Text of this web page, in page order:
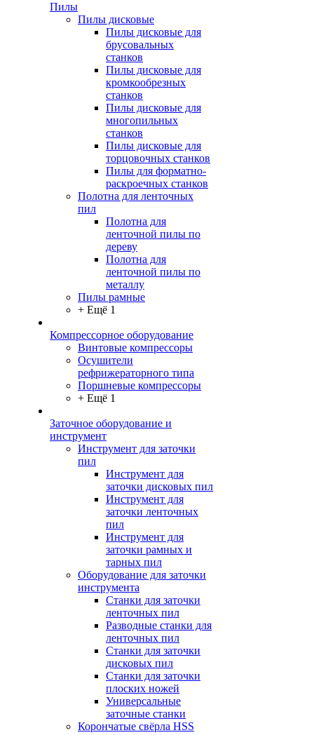
Пилы
Пилы дисковые
Пилы дисковые для
брусовальных
станков
Пилы дисковые для
кромкообрезных
станков
Пилы дисковые для
многопильных
станков
Пилы дисковые для
торцовочных станков
Пилы для форматно-
раскроечных станков
Полотна для ленточных
пил
Полотна для
ленточной пилы по
дереву
Полотна для
ленточной пилы по
металлу
Пилы рамные
+ Ещё 1
Компрессорное оборудование
Винтовые компрессоры
Осушители
рефрижераторного типа
Поршневые компрессоры
+ Ещё 1
Заточное оборудование и
инструмент
Инструмент для заточки
пил
Инструмент для
заточки дисковых пил
Инструмент для
заточки ленточных
пил
Инструмент для
заточки рамных и
тарных пил
Оборудование для заточки
инструмента
Станки для заточки
ленточных пил
Разводные станки для
ленточных пил
Станки для заточки
дисковых пил
Станки для заточки
плоских ножей
Универсальные
заточные станки
Корончатые свёрла HSS